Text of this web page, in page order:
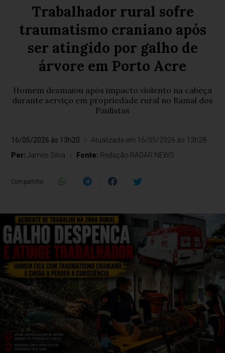
Trabalhador rural sofre
traumatismo craniano após
ser atingido por galho de
árvore em Porto Acre
Homem desmaiou após impacto violento na cabeça
durante serviço em propriedade rural no Ramal dos
Paulistas
16/05/2026 às 13h20
Atualizada em 16/05/2026 às 13h28
Por:James Silva Fonte: Redação RADAR NEWS
Compartilhe: